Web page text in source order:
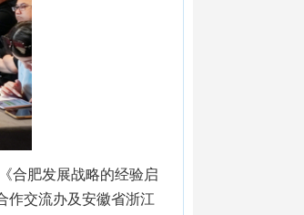
合肥发展战略的经验启
作交流办及安徽省浙江